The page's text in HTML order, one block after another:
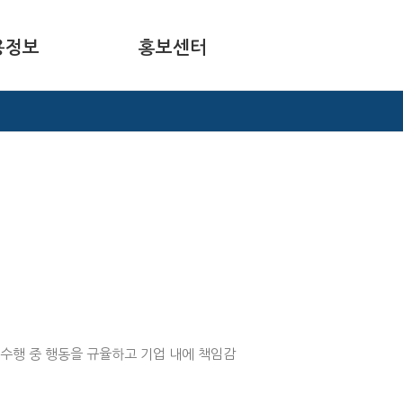
정보 홍보센터
행 중 행동을 규율하고 기업 내에 책임감